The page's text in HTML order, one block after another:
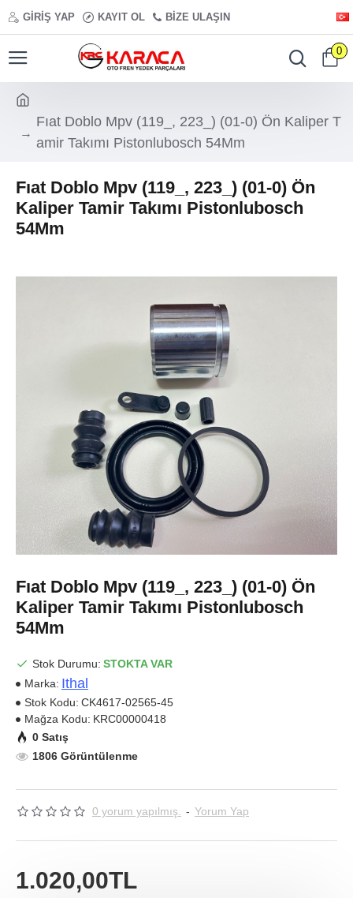
GIRIŞ YAP KAYIT OL BIZE ULAŞIN
0
Fıat Doblo Mpv (119_, 223_) (01-0) Ön Kaliper T
amir Takımı Pistonlubosch 54Mm
Fıat Doblo Mpv (119_, 223_) (01-0) Ön
Kaliper Tamir Takımı Pistonlubosch
54Mm
Fıat Doblo Mpv (119_, 223_) (01-0) Ön
Kaliper Tamir Takımı Pistonlubosch
54Mm
Stok Durumu: STOKTA VAR
Marka: Ithal
Stok Kodu: CK4617-02565-45
Mağza Kodu: KRC00000418
0 Satış
1806 Görüntülenme
0 yorum yapılmış. - Yorum Yap
1.020,00TL